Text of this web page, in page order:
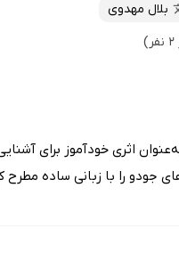
بلال مهدوی
اثری خودآموز برای
جودو را با زبانی ساده مطرح